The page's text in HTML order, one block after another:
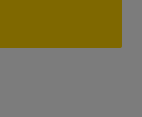
darse de baja en cualquier
consulte nuestra política de
The UPS Store en su ciudad.